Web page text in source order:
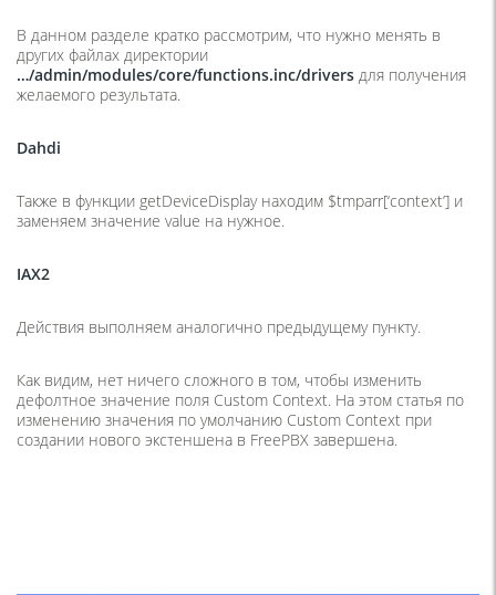
В данном разделе кратко рассмотрим, что нужно менять в
других файлах директории
…/admin/modules/core/functions.inc/drivers для получения
желаемого результата.
Dahdi
Также в функции getDeviceDisplay находим $tmparr[‘context’] и
заменяем значение value на нужное.
IAX2
Действия выполняем аналогично предыдущему пункту.
Как видим, нет ничего сложного в том, чтобы изменить
дефолтное значение поля Custom Context. На этом статья по
изменению значения по умолчанию Custom Context при
создании нового экстеншена в FreePBX завершена.